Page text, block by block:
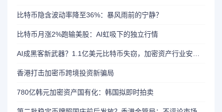
比特币隐含波动率降至36%：暴风雨前的宁静？
比特币月涨2%跑输美股：AI虹吸下的独立行情
香港打击加密币跨境投资新骗局
780亿韩元加密资产国有化：韩国拟即时拍卖